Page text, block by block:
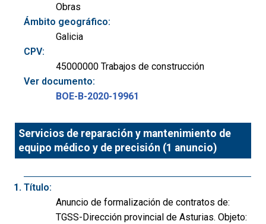
Obras
Ámbito geográfico:
Galicia
CPV:
45000000 Trabajos de construcción
Ver documento:
BOE-B-2020-19961
Servicios de reparación y mantenimiento de
equipo médico y de precisión (1 anuncio)
Título:
Anuncio de formalización de contratos de:
TGSS-Dirección provincial de Asturias. Objeto: